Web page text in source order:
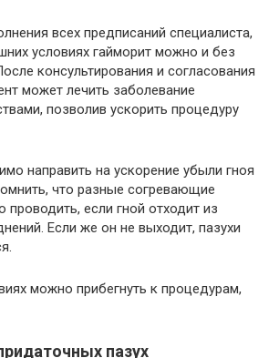
всех предписаний специалиста,
условиях гайморит можно и без
консультирования и согласования
может лечить заболевание
позволив ускорить процедуру
направить на ускорение убыли гноя
что разные согревающие
если гной отходит из
Если же он не выходит, пазухи
можно прибегнуть к процедурам,
пазух